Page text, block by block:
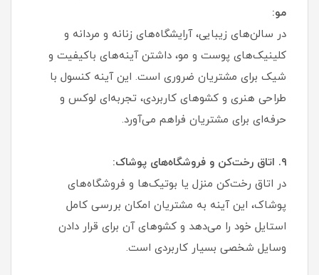
مو:
در سالن‌های زیبایی، آرایشگاه‌های زنانه و مردانه و
کلینیک‌های پوست و مو، داشتن آینه‌های باکیفیت و
شیک برای مشتریان ضروری است. این آینه کنسول با
طراحی هنری و کشوهای کاربردی، تجربه‌ای لوکس و
حرفه‌ای برای مشتریان فراهم می‌آورد.
۹. اتاق رخت‌کن و فروشگاه‌های پوشاک:
در اتاق رخت‌کن منزل یا بوتیک‌ها و فروشگاه‌های
پوشاک، این آینه به مشتریان امکان بررسی کامل
استایل خود را می‌دهد و کشوهای آن برای قرار دادن
وسایل شخصی بسیار کاربردی است.